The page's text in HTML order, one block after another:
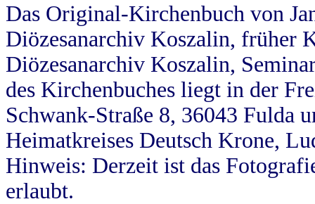
Das Original-Kirchenbuch von
Diözesanarchiv Koszalin, früher
Diözesanarchiv Koszalin,
des Kirchenbuches liegt in der
Schwank-Straße 8, 36043 Fulda
Heimatkreises Deutsch Krone,
Hinweis: Derzeit ist das
erlaubt.